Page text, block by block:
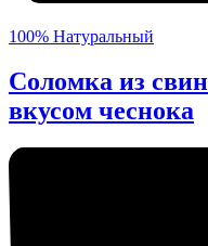
100% Натуральный
Соломка из
вкусом чеснока